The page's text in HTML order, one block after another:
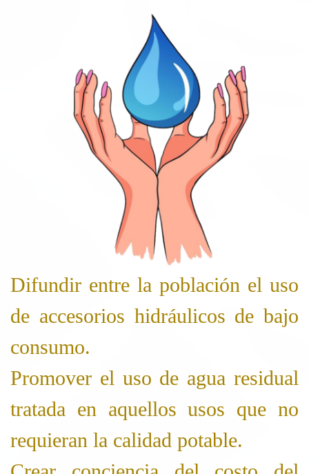
Difundir entre la población el uso
de accesorios hidráulicos de bajo
consumo.
Promover el uso de agua residual
tratada en aquellos usos que no
requieran la calidad potable.